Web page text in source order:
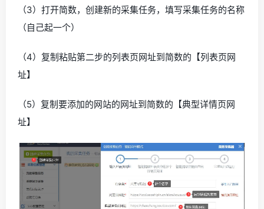
（3）打开简数，创建新的采集任务，填写采集任务的名称
（自己起一个）
（4）复制粘贴第二步的列表页网址到简数的【列表页网
址】
（5）复制要添加的网站的网址到简数的【典型详情页网
址】